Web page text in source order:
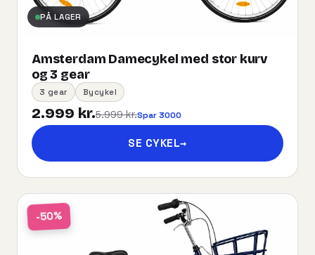
PÅ LAGER
Amsterdam Damecykel med stor kurv
og 3 gear
3 gear Bycykel
2.999 kr.5.999 kr.Spar 3000
SE CYKEL→
-50%